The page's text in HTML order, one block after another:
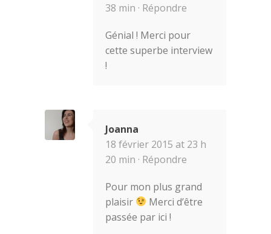
38 min · Répondre
Génial ! Merci pour
cette superbe interview
!
Joanna
18 février 2015 at 23 h
20 min · Répondre
Pour mon plus grand
plaisir
Merci d’être
passée par ici !